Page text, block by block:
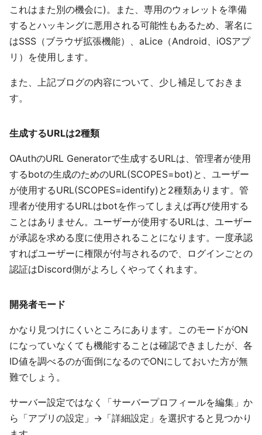
これはまた別の機会に)。また、専用のウォレットを準備
するとハッキングに悪用される可能性もあるため、署名に
はSSS（ブラウザ拡張機能）、aLice（Android、iOSアプ
リ）を使用します。
また、上記ブログの内容について、少し補足しておきま
す。
生成するURLは2種類
OAuthのURL Generatorで生成するURLは、管理者が使用
するbotの生成のためのURL(SCOPES=bot)と、ユーザー
が使用するURL(SCOPES=identify)と2種類あります。管
理者が使用するURLはbotを作ってしまえば再び使用する
ことはありません。ユーザーが使用するURLは、ユーザー
が承認を求める度に使用されることになります。一度承認
すればユーザーに権限が付与されるので、ログインごとの
認証はDiscord側がよろしくやってくれます。
開発者モード
かなり見つけにくいところにあります。このモードがON
になっていなくても機能することは確認できましたが、各
ID値を調べるのが面倒になるのでONにしておいた方が無
難でしょう。
サーバー設定ではなく「サーバープロフィールを編集」か
ら「アプリの設定」→「詳細設定」を選択すると見つかり